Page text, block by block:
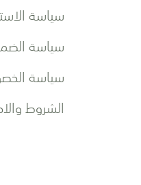
سياسة
سياسة
سياسة
الشروط